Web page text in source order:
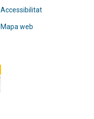
Accessibilitat
Mapa web